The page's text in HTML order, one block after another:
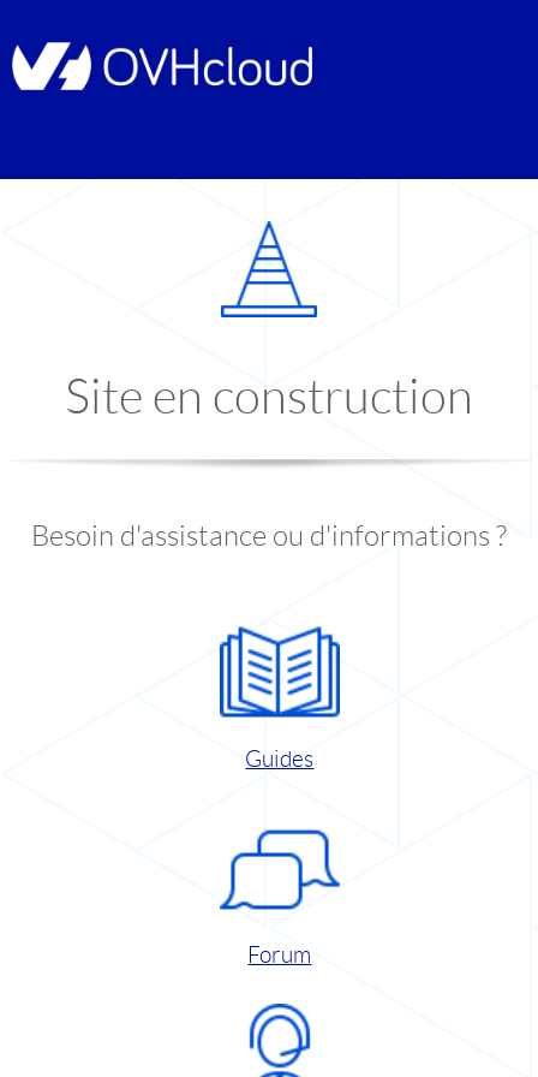
Site en construction
Besoin d'assistance ou d'informations ?
Guides
Forum